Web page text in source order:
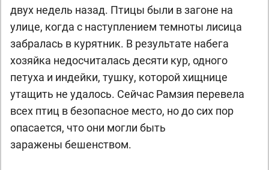
двух недель назад. Птицы были в загоне на
улице, когда с наступлением темноты лисица
забралась в курятник. В результате набега
хозяйка недосчиталась десяти кур, одного
петуха и индейки, тушку, которой хищнице
утащить не удалось. Сейчас Рамзия перевела
всех птиц в безопасное место, но до сих пор
опасается, что они могли быть
заражены бешенством.